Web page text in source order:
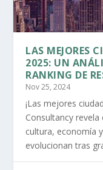
LAS MEJORES
2025: UN
RANKING DE
Nov 25, 2024
¡Las mejores
Consultancy
cultura, economía
evolucionan tras